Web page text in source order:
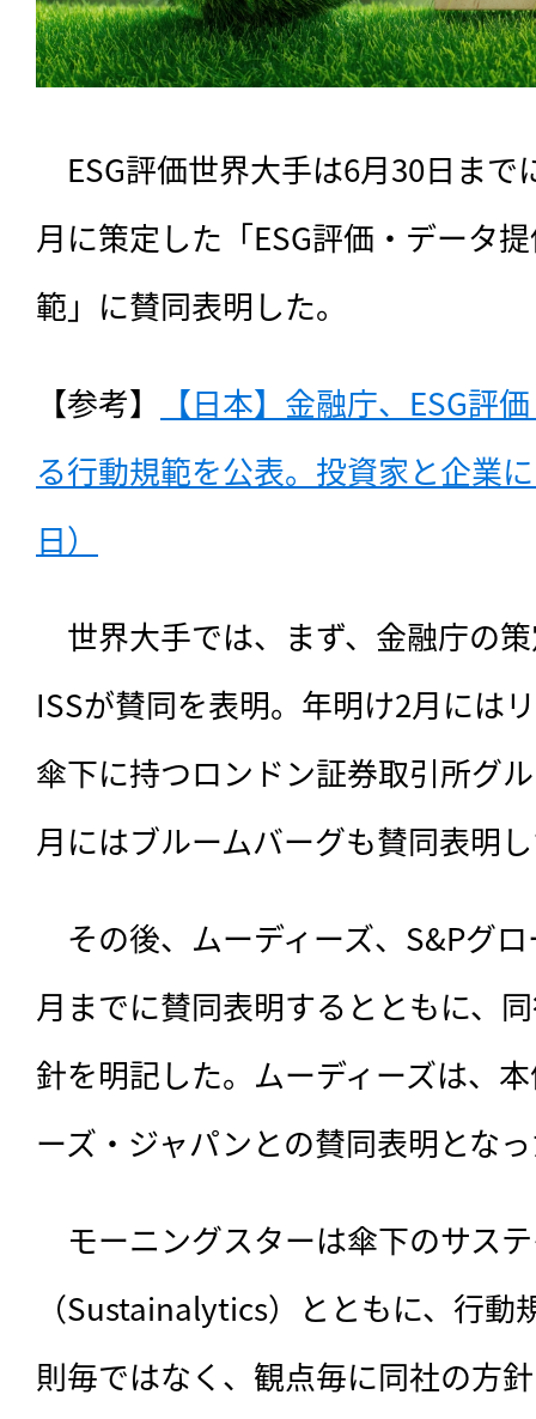
ESG評価世界大手は6月30日まで
月に策定した「ESG評価・データ
範」に賛同表明した。
【参考】
【日本】金融庁、ESG評
る行動規範を公表。投資家と企業
日）
世界大手では、 まず、金融庁の
ISSが賛同を表明。年明け2月には
傘下に持つロンドン証券取引所グ
月にはブルームバーグも賛同表明
その後、ムーディーズ、S&Pグ
月までに賛同表明するとともに、
針を明記した。ムーディーズは、
ーズ・ジャパンとの賛同表明とな
モーニングスターは傘下のサス
（Sustainalytics）とともに、行
則毎ではなく、観点毎に同社の方